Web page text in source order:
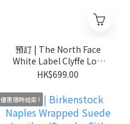
預訂 | The North Face
White Label Clyffe Low
Sneakers 韓國限定
HK$699.00
優惠隨時結束 !